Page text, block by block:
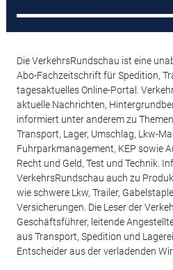
Die VerkehrsRundschau ist eine
Abo-Fachzeitschrift für Spedition,
tagesaktuelles Online-Portal.
aktuelle Nachrichten,
informiert unter anderem zu
Transport, Lager, Umschlag, Lkw-
Fuhrparkmanagement, KEP sowie
Recht und Geld, Test und Technik.
VerkehrsRundschau auch zu
wie schwere Lkw, Trailer,
Versicherungen. Die Leser der
Geschäftsführer, leitende
aus Transport, Spedition und
Entscheider aus der verladenden